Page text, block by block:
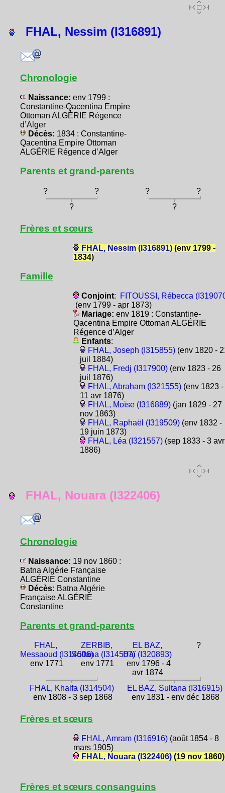
FHAL, Nessim (I316891)
Chronologie
Naissance: env 1799 :
Constantine-Qacentina Empire
Ottoman ALGÉRIE Régence
d’Alger
Décès: 1834 : Constantine-
Qacentina Empire Ottoman
ALGÉRIE Régence d’Alger
Parents et grand-parents
? ? ?
?
?
?
Frères et sœurs
FHAL, Nessim (I316891)(env 1799 -
1834)
Famille
Conjoint:
FITOUSSI, Rébecca
(env 1799 - apr 1873)
Mariage: env 1819 : Constantine-
Qacentina Empire Ottoman ALGÉRIE
Régence d’Alger
Enfants:
FHAL, Joseph (I315855)(env 1820 -
juil 1884)
FHAL, Fredj (I317900)(env 1823 - 26
juil 1876)
FHAL, Abraham (I321555)(env 1823 -
11 avr 1876)
FHAL, Moïse (I316889)(jan 1829 - 27
nov 1863)
FHAL, Raphaël (I319509)(env 1832 -
19 juin 1873)
FHAL, Léa (I321557)(sep 1833 - 3 avr
1886)
FHAL, Nouara (I322406)
Chronologie
Naissance: 19 nov 1860 :
Batna Algérie Française
ALGÉRIE Constantine
Décès: Batna Algérie
Française ALGÉRIE
Constantine
Parents et grand-parents
FHAL,
Messaoud (I314506)
env 1771
ZERBIB,
Sultana (I314507)
env 1771
EL BAZ,
Haï (I320893)
env 1796 - 4
avr 1874
?
FHAL, Khalfa (I314504)
env 1808 - 3 sep 1868
EL BAZ, Sultana (I316915)
env 1831 - env déc 1868
Frères et sœurs
FHAL, Amram (I316916)(août 1854 - 8
mars 1905)
FHAL, Nouara (I322406)(19 nov 1860)
Frères et sœurs consanguins